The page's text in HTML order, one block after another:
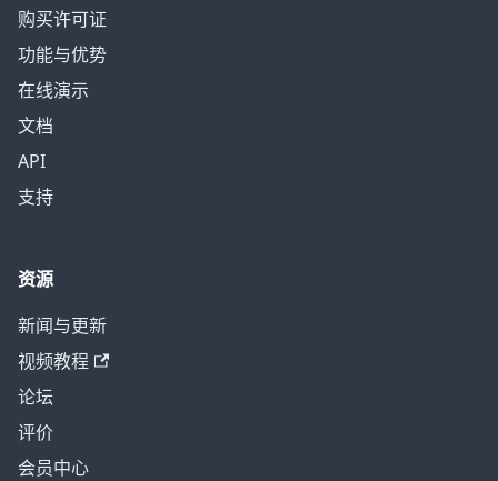
购买许可证
功能与优势
在线演示
文档
API
支持
资源
新闻与更新
视频教程
论坛
评价
会员中心